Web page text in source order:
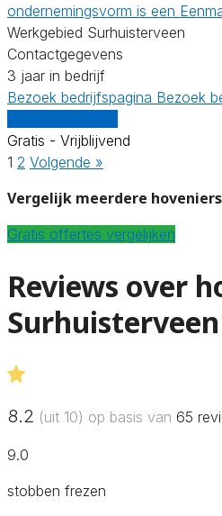
ondernemingsvorm is een
Werkgebied Surhuisterveen
Contactgegevens
3 jaar in bedrijf
Bezoek bedrijfspagina Bezoek
Gratis - Vrijblijvend
1 2 Volgende »
Vergelijk meerdere
Gratis offertes vergelijken
Reviews over
Surhuisterveen
8.2 (uit 10) op basis van 65
9.0
stobben frezen